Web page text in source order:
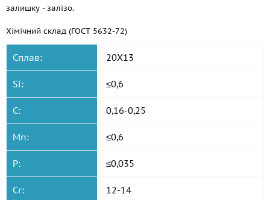
залишку - залізо.
Хімічний склад (ГОСТ 5632-72)
Сплав: 20Х13
Si: ≤0,6
C: 0,16-0,25
Mn: ≤0,6
P: ≤0,035
Cr: 12-14